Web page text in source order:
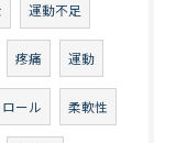
運動不足
疼痛 運動
ール 柔軟性